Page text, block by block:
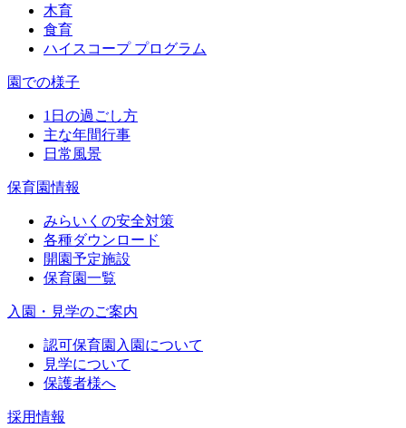
木育
食育
ハイスコープ プログラム
園での様子
1日の過ごし方
主な年間行事
日常風景
保育園情報
みらいくの安全対策
各種ダウンロード
開園予定施設
保育園一覧
入園・見学のご案内
認可保育園入園について
見学について
保護者様へ
採用情報